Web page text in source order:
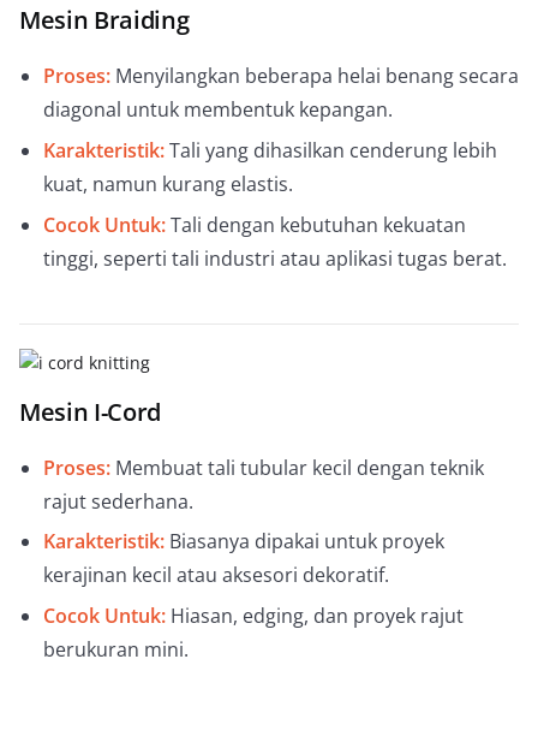
Mesin Braiding
Proses: Menyilangkan beberapa helai benang secara
diagonal untuk membentuk kepangan.
Karakteristik:Tali yang dihasilkan cenderung lebih
kuat, namun kurang elastis.
Cocok Untuk:Tali dengan kebutuhan kekuatan
tinggi, seperti tali industri atau aplikasi tugas berat.
Mesin I-Cord
Proses: Membuat tali tubular kecil dengan teknik
rajut sederhana.
Karakteristik: Biasanya dipakai untuk proyek
kerajinan kecil atau aksesori dekoratif.
Cocok Untuk: Hiasan, edging, dan proyek rajut
berukuran mini.